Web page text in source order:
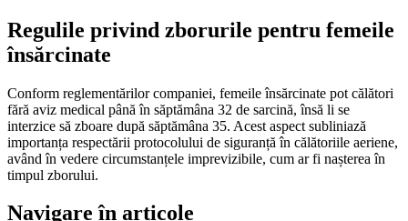
Regulile privind zborurile pentru femeile
însărcinate
Conform reglementărilor companiei, femeile însărcinate pot călători
fără aviz medical până în săptămâna 32 de sarcină, însă li se
interzice să zboare după săptămâna 35. Acest aspect subliniază
importanța respectării protocolului de siguranță în călătoriile aeriene,
având în vedere circumstanțele imprevizibile, cum ar fi nașterea în
timpul zborului.
Navigare în articole